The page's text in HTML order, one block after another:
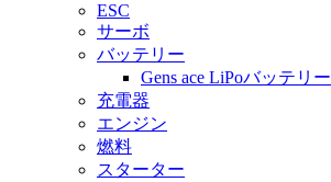
ESC
サーボ
バッテリー
Gens ace LiPoバッテリー
充電器
エンジン
燃料
スターター